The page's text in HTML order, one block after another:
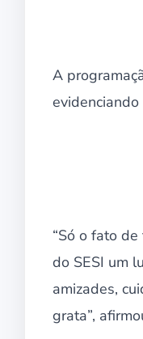
A
“Só o fato
do SESI um
amizades,
grata”,